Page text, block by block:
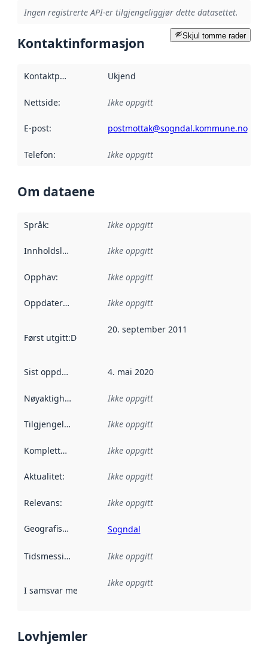
Ingen registrerte API-er tilgjengeliggjør dette datasettet.
Skjul tomme rader
Kontaktinformasjon
Kontaktpunkt Ukjend
Nettside: Ikke oppgitt
E-post: postmottak@sogndal.kommune.no
Telefon: Ikke oppgitt
Om dataene
Språk: Ikke oppgitt
Innholdsleverandører :
Ikke oppgitt
Opphav: Ikke oppgitt
Oppdateringsfrekvens :
Ikke oppgitt
Først utgitt:Denne datoen sier når dataene i dette
20. september 2011
Sist oppdatert 4. mai 2020
Nøyaktighet Ikke oppgitt
Tilgjengelighet Ikke oppgitt
Kompletthet Ikke oppgitt
Aktualitet: Ikke oppgitt
Relevans: Ikke oppgitt
Geografisk avgrensning :
Sogndal
Tidsmessig avgrensning :
Ikke oppgitt
I samsvar med Referanse til en implementasjonsregel
Ikke oppgitt
Lovhjemler